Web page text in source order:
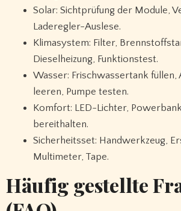
Solar: Sichtprüfung der Module,
Laderegler-Auslese.
Klimasystem: Filter,
Dieselheizung, Funktionstest.
Wasser: Frischwassertank füllen,
leeren, Pumpe testen.
Komfort: LED-Lichter,
bereithalten.
Sicherheitsset: Handwerkzeug,
Multimeter, Tape.
Häufig gestellte